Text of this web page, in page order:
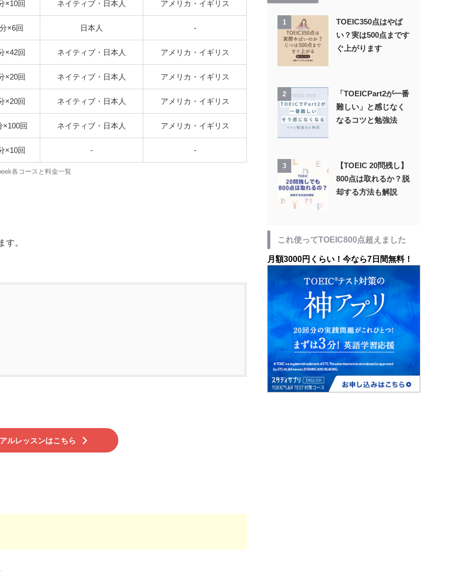
×10回 ネイティブ・日本人 アメリカ・イギリス
×6回 日本人 -
×42回 ネイティブ・日本人 アメリカ・イギリス
×20回 ネイティブ・日本人 アメリカ・イギリス
×20回 ネイティブ・日本人 アメリカ・イギリス
×100回 ネイティブ・日本人 アメリカ・イギリス
×10回 - -
各コースと料金一覧
。
ルレッスンはこちら
1
TOEIC350点はやば
い？実は500点まです
ぐ上がります
2
「TOEICPart2が一番
難しい」と感じなく
なるコツと勉強法
3
【TOEIC 20問残し】
800点は取れるか？脱
却する方法も解説
これ使ってTOEIC800点超えました
月額3000円くらい！今なら7日間無料！